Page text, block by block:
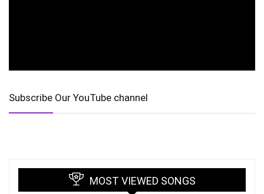
Subscribe Our YouTube channel
MOST VIEWED SONGS